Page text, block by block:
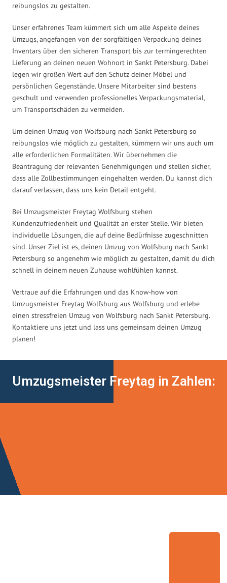
reibungslos zu gestalten.
Unser erfahrenes Team kümmert sich um alle Aspekte deines
Umzugs, angefangen von der sorgfältigen Verpackung deines
Inventars über den sicheren Transport bis zur termingerechten
Lieferung an deinen neuen Wohnort in Sankt Petersburg. Dabei
legen wir großen Wert auf den Schutz deiner Möbel und
persönlichen Gegenstände. Unsere Mitarbeiter sind bestens
geschult und verwenden professionelles Verpackungsmaterial,
um Transportschäden zu vermeiden.
Um deinen Umzug von Wolfsburg nach Sankt Petersburg so
reibungslos wie möglich zu gestalten, kümmern wir uns auch um
alle erforderlichen Formalitäten. Wir übernehmen die
Beantragung der relevanten Genehmigungen und stellen sicher,
dass alle Zollbestimmungen eingehalten werden. Du kannst dich
darauf verlassen, dass uns kein Detail entgeht.
Bei Umzugsmeister Freytag Wolfsburg stehen
Kundenzufriedenheit und Qualität an erster Stelle. Wir bieten
individuelle Lösungen, die auf deine Bedürfnisse zugeschnitten
sind. Unser Ziel ist es, deinen Umzug von Wolfsburg nach Sankt
Petersburg so angenehm wie möglich zu gestalten, damit du dich
schnell in deinem neuen Zuhause wohlfühlen kannst.
Vertraue auf die Erfahrungen und das Know-how von
Umzugsmeister Freytag Wolfsburg aus Wolfsburg und erlebe
einen stressfreien Umzug von Wolfsburg nach Sankt Petersburg.
Kontaktiere uns jetzt und lass uns gemeinsam deinen Umzug
planen!
Umzugsmeister Freytag in Zahlen: